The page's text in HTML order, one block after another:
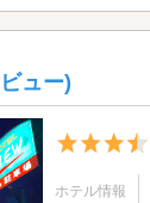
ュー)
ホテル情報